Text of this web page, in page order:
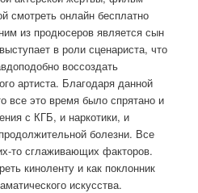
смотреть онлайн бесплатно
из продюсеров является сын
в роли сценариста, что
воссоздать
артиста. Благодаря данной
все это время было спрятано и
с КГБ, и наркотики, и
болезни. Все
то сглаживающих факторов.
киноленту и как поклонник
искусства.